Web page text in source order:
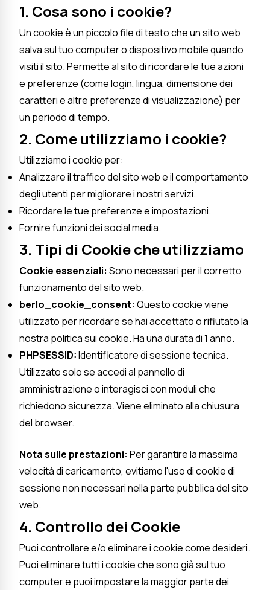
1. Cosa sono i cookie?
Un cookie è un piccolo file di testo che un sito web
salva sul tuo computer o dispositivo mobile quando
visiti il sito. Permette al sito di ricordare le tue azioni
e preferenze (come login, lingua, dimensione dei
caratteri e altre preferenze di visualizzazione) per
un periodo di tempo.
2. Come utilizziamo i cookie?
Utilizziamo i cookie per:
Analizzare il traffico del sito web e il comportamento
degli utenti per migliorare i nostri servizi.
Ricordare le tue preferenze e impostazioni.
Fornire funzioni dei social media.
3. Tipi di Cookie che utilizziamo
Cookie essenziali: Sono necessari per il corretto
funzionamento del sito web.
berlo_cookie_consent: Questo cookie viene
utilizzato per ricordare se hai accettato o rifiutato la
nostra politica sui cookie. Ha una durata di 1 anno.
PHPSESSID:Identificatore di sessione tecnica.
Utilizzato solo se accedi al pannello di
amministrazione o interagisci con moduli che
richiedono sicurezza. Viene eliminato alla chiusura
del browser.
Nota sulle prestazioni: Per garantire la massima
velocità di caricamento, evitiamo l'uso di cookie di
sessione non necessari nella parte pubblica del sito
web.
4. Controllo dei Cookie
Puoi controllare e/o eliminare i cookie come desideri.
Puoi eliminare tutti i cookie che sono già sul tuo
computer e puoi impostare la maggior parte dei